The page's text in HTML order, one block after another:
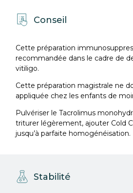
Conseil
Cette préparation
recommandée dans le cadre de
vitiligo.
Cette préparation magistrale ne
appliquée chez les enfants de
Pulvériser le Tacrolimus
triturer légèrement, ajouter Cold
jusqu’à parfaite homogénéisation.
Stabilité